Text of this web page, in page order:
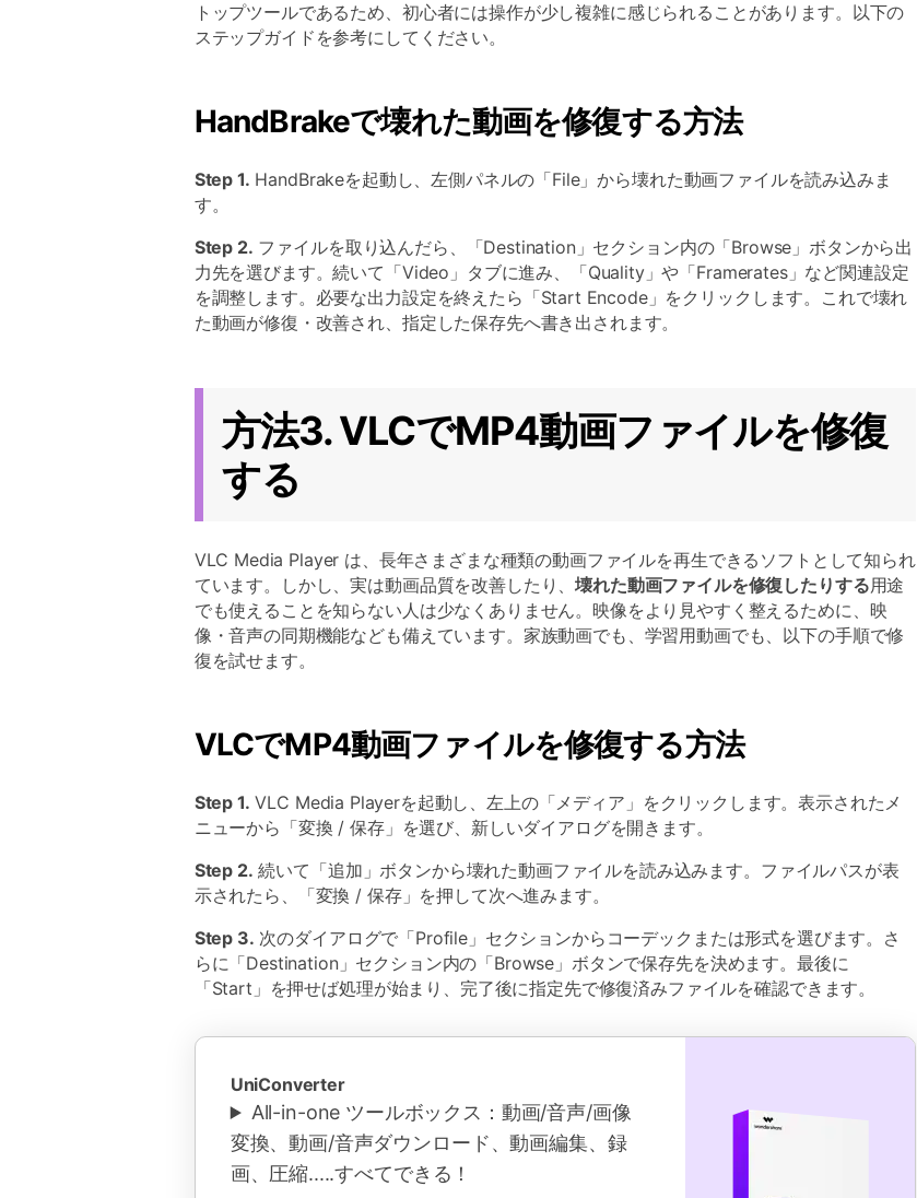
トップツールであるため、初心者には操作が少し複雑に感じられることがあります。以下の
ステップガイドを参考にしてください。
HandBrakeで壊れた動画を修復する方法
Step 1. HandBrakeを起動し、左側パネルの「File」から壊れた動画ファイルを読み込みま
す。
Step 2. ファイルを取り込んだら、「Destination」セクション内の「Browse」ボタンから出
力先を選びます。続いて「Video」タブに進み、「Quality」や「Framerates」など関連設定
を調整します。必要な出力設定を終えたら「Start Encode」をクリックします。これで壊れ
た動画が修復・改善され、指定した保存先へ書き出されます。
方法3. VLCでMP4動画ファイルを修復
する
VLC Media Player は、長年さまざまな種類の動画ファイルを再生できるソフトとして知られ
ています。しかし、実は動画品質を改善したり、壊れた動画ファイルを修復したりする用途
でも使えることを知らない人は少なくありません。映像をより見やすく整えるために、映
像・音声の同期機能なども備えています。家族動画でも、学習用動画でも、以下の手順で修
復を試せます。
VLCでMP4動画ファイルを修復する方法
Step 1. VLC Media Playerを起動し、左上の「メディア」をクリックします。表示されたメ
ニューから「変換 / 保存」を選び、新しいダイアログを開きます。
Step 2. 続いて「追加」ボタンから壊れた動画ファイルを読み込みます。ファイルパスが表
示されたら、「変換 / 保存」を押して次へ進みます。
Step 3. 次のダイアログで「Profile」セクションからコーデックまたは形式を選びます。さ
らに「Destination」セクション内の「Browse」ボタンで保存先を決めます。最後に
「Start」を押せば処理が始まり、完了後に指定先で修復済みファイルを確認できます。
UniConverter
All-in-one ツールボックス：動画/音声/画像
変換、動画/音声ダウンロード、動画編集、録
画、圧縮.....すべてできる！